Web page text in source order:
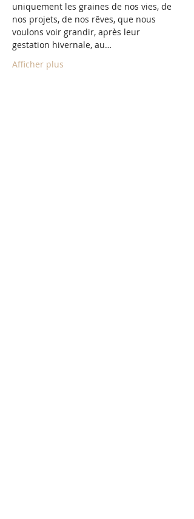
uniquement les graines de nos vies, de
nos projets, de nos rêves, que nous
voulons voir grandir, après leur
gestation hivernale, au…
Afficher plus